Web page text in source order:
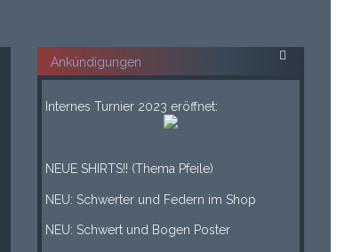
Ankündigungen
Internes Turnier 2023 eröffnet:
NEUE SHIRTS!! (Thema Pfeile)
NEU: Schwerter und Federn im Shop
NEU: Schwert und Bogen Poster